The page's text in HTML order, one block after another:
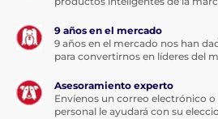
(*Nuestros colchones Reedog
máximo entre 2 y 4 cm.)
9 años en el mercado
9 años en el mercado nos han
para convertirnos en líderes del
Asesoramiento experto
Envíenos un correo electrónico
personal le ayudará con su